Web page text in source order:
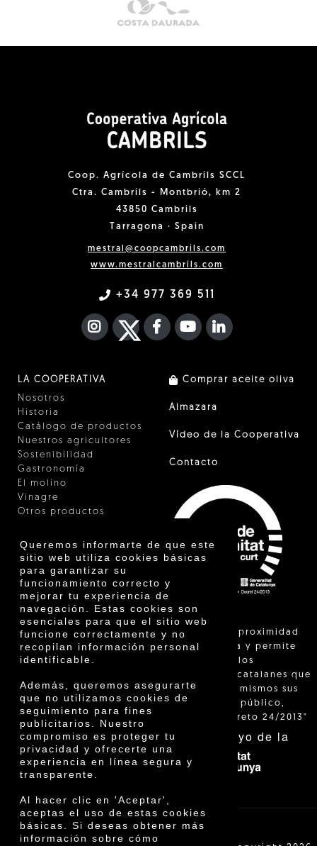
Queremos informarte de que este
sitio web utiliza cookies básicas
para garantizar su
funcionamiento correcto y
mejorar tu experiencia de
navegación. Estas cookies son
esenciales para que el sitio web
funcione correctamente y no
recopilan información personal
identificable.
Además, queremos asegurarte
que no utilizamos cookies de
seguimiento para fines
publicitarios. Nuestro
compromiso es proteger tu
privacidad y ofrecerte una
experiencia en línea segura y
transparente.
Al hacer clic en 'Aceptar',
aceptas el uso de estas cookies
básicas. Si deseas obtener más
información sobre cómo
Coop. Agrícola de Cambrils SCCL
Ctra. Cambrils - Montbrió, km 2
43850 Cambrils
Tarragona · Spain
mestral@coopcambrils.com
www.mestralcambrils.com
+34 977 369 511
INSTAGRAM
TWITTER
FACEBOOK F
YOUTUBEFA LINKEDIN
LA COOPERATIVA
Nosotros
Historia
Catálogo de productos
Nuestros agricultores
Sostenibilidad
Gastronomía
El molino
Vinagre
Otros productos
Premios
Innovación
Comprar aceite oliva
Almazara
Vídeo de la Cooperativa
Contacto
"La venta de proximidad
está regulada y permite
identificar a los
agricultores catalanes que
venden ellos mismos sus
productos al público,
según el Decreto 24/2013"
Con el apoyo de la